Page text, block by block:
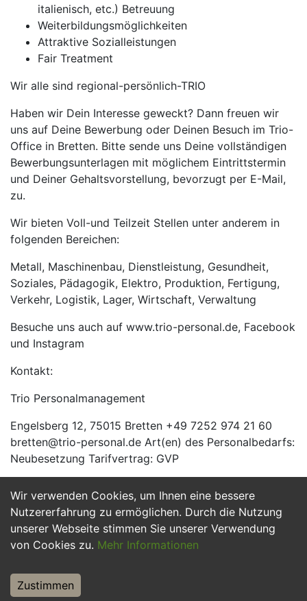
Wir verwenden Cookies, um Ihnen eine bessere
Nutzererfahrung zu ermöglichen. Durch die Nutzung
unserer Webseite stimmen Sie unserer Verwendung
von Cookies zu. Mehr Informationen
Zustimmen
italienisch, etc.) Betreuung
Weiterbildungsmöglichkeiten
Attraktive Sozialleistungen
Fair Treatment
Wir alle sind regional-persönlich-TRIO
Haben wir Dein Interesse geweckt? Dann freuen wir
uns auf Deine Bewerbung oder Deinen Besuch im Trio-
Office in Bretten. Bitte sende uns Deine vollständigen
Bewerbungsunterlagen mit möglichem Eintrittstermin
und Deiner Gehaltsvorstellung, bevorzugt per E-Mail,
zu.
Wir bieten Voll-und Teilzeit Stellen unter anderem in
folgenden Bereichen:
Metall, Maschinenbau, Dienstleistung, Gesundheit,
Soziales, Pädagogik, Elektro, Produktion, Fertigung,
Verkehr, Logistik, Lager, Wirtschaft, Verwaltung
Besuche uns auch auf www.trio-personal.de, Facebook
und Instagram
Kontakt:
Trio Personalmanagement
Engelsberg 12, 75015 Bretten +49 7252 974 21 60
bretten@trio-personal.de Art(en) des Personalbedarfs:
Neubesetzung Tarifvertrag: GVP
Jetzt Bewerben